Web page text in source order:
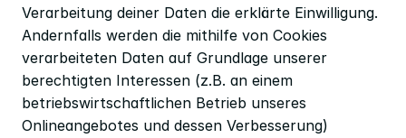
Verarbeitung deiner Daten die erklärte Einwilligung.
Andernfalls werden die mithilfe von Cookies
verarbeiteten Daten auf Grundlage unserer
berechtigten Interessen (z.B. an einem
betriebswirtschaftlichen Betrieb unseres
Onlineangebotes und dessen Verbesserung)